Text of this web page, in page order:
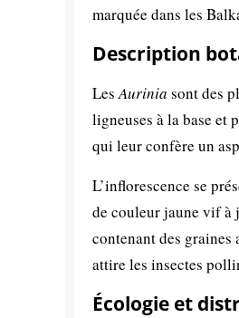
marquée dans les
Description
LesAurinia sont des
ligneuses à la base et
qui leur confère un
L’inflorescence se
de couleur jaune vif à
contenant des
attire les insectes
Écologie et